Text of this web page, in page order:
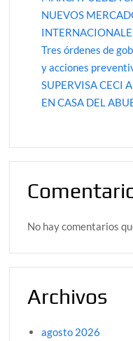
NUEVOS
Tres órdenes de
y acciones
SUPERVISA CECI
EN CASA DEL
No hay comentarios
Archivos
agosto 2026